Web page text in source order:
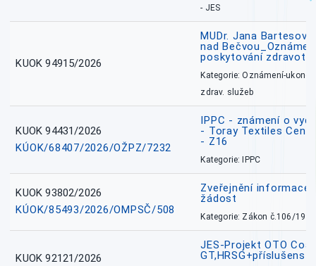
- JES
KUOK 94915/2026
MUDr. Jana
nad
poskytování
Kategorie: Oznámení-
zdrav. služeb
KUOK 94431/2026
KÚOK/68407/2026/OŽPZ/7232
IPPC - známení o
- Toray Textiles
- Z16
Kategorie: IPPC
KUOK 93802/2026
KÚOK/85493/2026/OMPSČ/508
Zveřejnění informace
žádost
Kategorie: Zákon č.106/1999
KUOK 92121/2026
JES-Projekt OTO